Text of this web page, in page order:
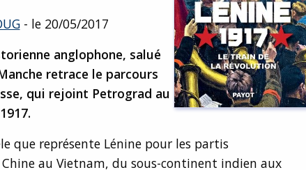
- le 20/05/2017
anglophone, salué
retrace le parcours
qui rejoint Petrograd au
que représente Lénine pour les partis
au Vietnam, du sous-continent indien aux